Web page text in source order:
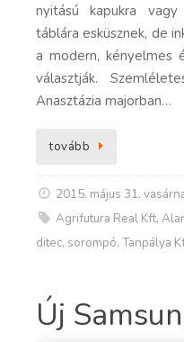
nyitású kapukra
táblára esküsznek, de
a modern, kényelmes
választják.
Anasztázia majorban…
tovább
2015. május 31.
Agrifutura Real Kft,
ditec, sorompó, Tanpálya
Új